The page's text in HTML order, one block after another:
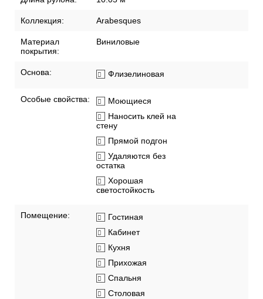
Коллекция: Arabesques
Материал
покрытия:
Виниловые
Основа: Флизелиновая
Особые свойства:
Моющиеся
Наносить клей на
стену
Прямой подгон
Удаляются без
остатка
Хорошая
светостойкость
Помещение:
Гостиная
Кабинет
Кухня
Прихожая
Спальня
Столовая